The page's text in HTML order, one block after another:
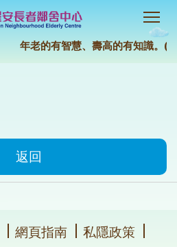
年老的有智慧、壽高的有知識。(
返回
網頁指南
私隱政策